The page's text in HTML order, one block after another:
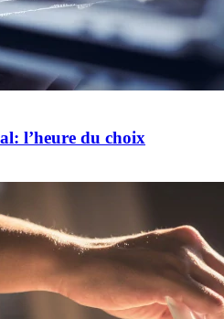
l’heure du choix